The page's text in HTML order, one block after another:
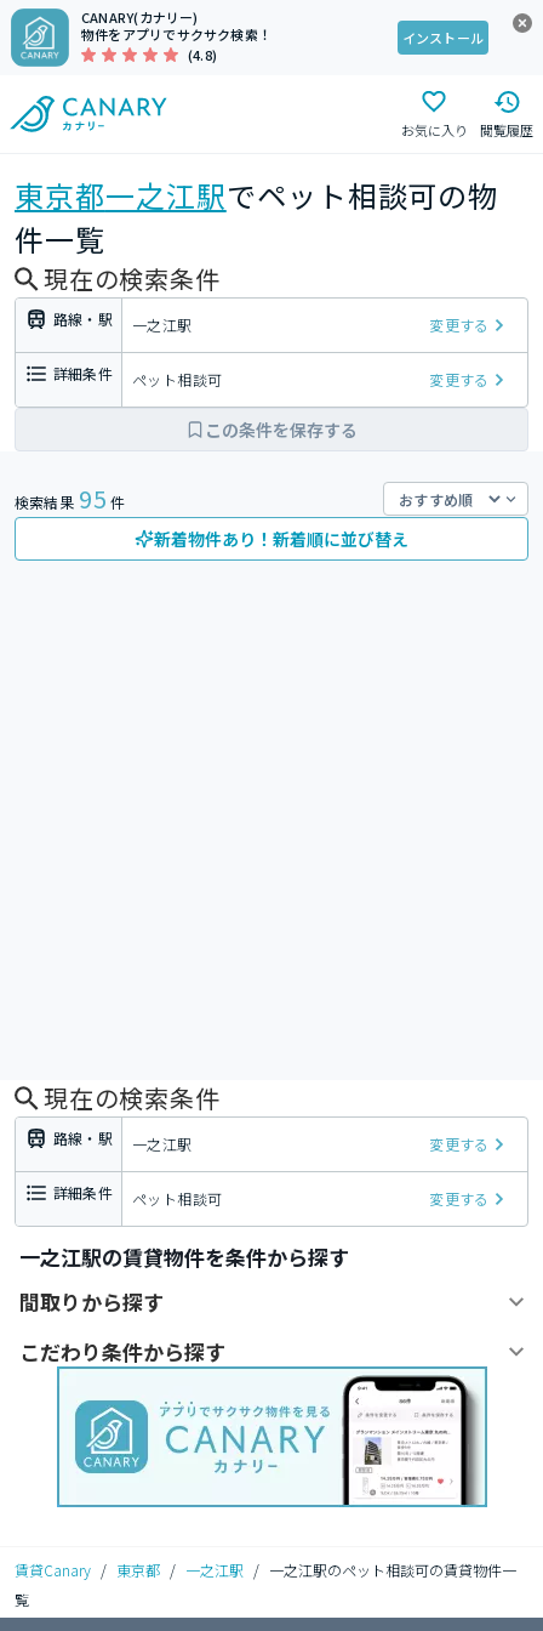
CANARY(カナリー)
物件をアプリでサクサク検索！
(4.8)
インストール
お気に入り 閲覧履歴
東京都一之江駅でペット相談可の物
件一覧
現在の検索条件
路線・駅 一之江駅 変更する
詳細条件 ペット相談可 変更する
この条件を保存する
検索結果 95 件
新着物件あり！新着順に並び替え
現在の検索条件
路線・駅 一之江駅 変更する
詳細条件 ペット相談可 変更する
一之江駅の賃貸物件を条件から探す
間取りから探す
こだわり条件から探す
賃貸Canary / 東京都 / 一之江駅 / 一之江駅のペット相談可の賃貸物件一
覧